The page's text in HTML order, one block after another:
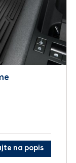
na popis